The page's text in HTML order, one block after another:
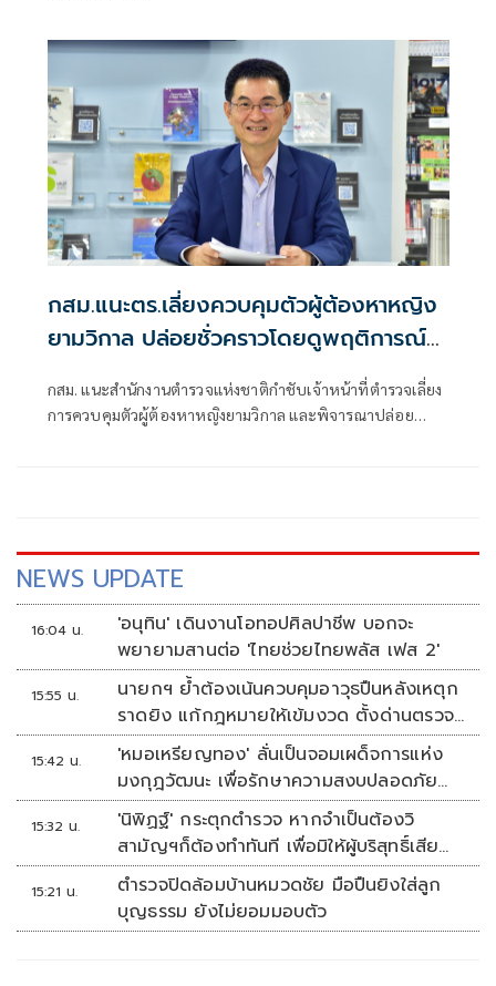
กสม.แนะตร.เลี่ยงควบคุมตัวผู้ต้องหาหญิง
ยามวิกาล ปล่อยชั่วคราวโดยดูพฤติการณ์
กสม. แนะสำนักงานตำรวจแห่งชาติกำชับเจ้าหน้าที่ตำรวจเลี่ยง
การควบคุมตัวผู้ต้องหาหญิงยามวิกาล และพิจารณาปล่อย
NEWS UPDATE
16:04 น.
'อนุทิน' เดินงานโอทอปศิลปาชีพ บอกจะ
พยายามสานต่อ 'ไทยช่วยไทยพลัส เฟส 2'
15:55 น.
นายกฯ ย้ำต้องเน้นควบคุมอาวุธปืนหลังเหตุก
ราดยิง แก้กฎหมายให้เข้มงวด ตั้งด่านตรวจ
เพิ่ม
15:42 น.
'หมอเหรียญทอง' ลั่นเป็นจอมเผด็จการแห่ง
มงกุฎวัฒนะ เพื่อรักษาความสงบปลอดภัย
ภายในรพ.
15:32 น.
'นิพิฏฐ์' กระตุกตำรวจ หากจำเป็นต้องวิ
สามัญฯก็ต้องทำทันที เพื่อมิให้ผู้บริสุทธิ์เสีย
ชีวิตเพิ่ม
15:21 น.
ตำรวจปิดล้อมบ้านหมวดชัย มือปืนยิงใส่ลูก
บุญธรรม ยังไม่ยอมมอบตัว